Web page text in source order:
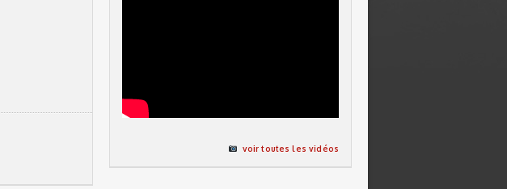
voir toutes les vidéos